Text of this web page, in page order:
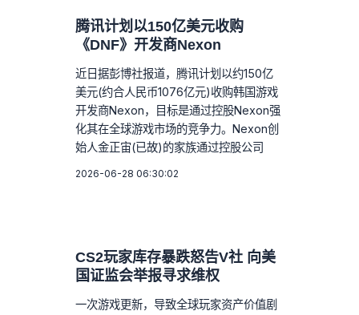
腾讯计划以150亿美元收购
《DNF》开发商Nexon
近日据彭博社报道，腾讯计划以约150亿
美元(约合人民币1076亿元)收购韩国游戏
开发商Nexon，目标是通过控股Nexon强
化其在全球游戏市场的竞争力。Nexon创
始人金正宙(已故)的家族通过控股公司
2026-06-28 06:30:02
CS2玩家库存暴跌怒告V社 向美
国证监会举报寻求维权
一次游戏更新，导致全球玩家资产价值剧